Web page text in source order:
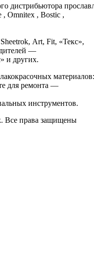
дистрибьютора
, Omnitex , Bostic ,
Art, Fit, «Текс»,
—
и других.
для ремонта —
инструментов.
Все права защищены